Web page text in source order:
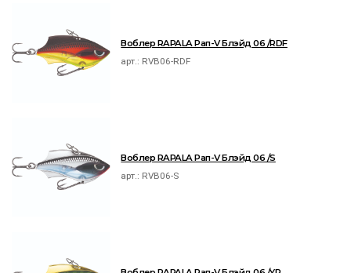
Воблер RAPALA Рап-V Блэйд 06 /RDF
арт.: RVB06-RDF
Воблер RAPALA Рап-V Блэйд 06 /S
арт.: RVB06-S